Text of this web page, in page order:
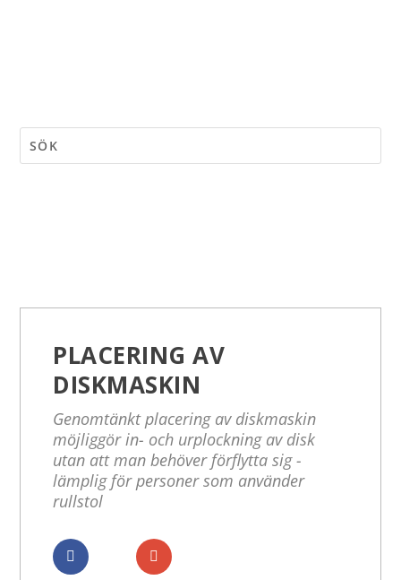
PLACERING AV
DISKMASKIN
Genomtänkt placering av diskmaskin
möjliggör in- och urplockning av disk
utan att man behöver förflytta sig -
lämplig för personer som använder
rullstol